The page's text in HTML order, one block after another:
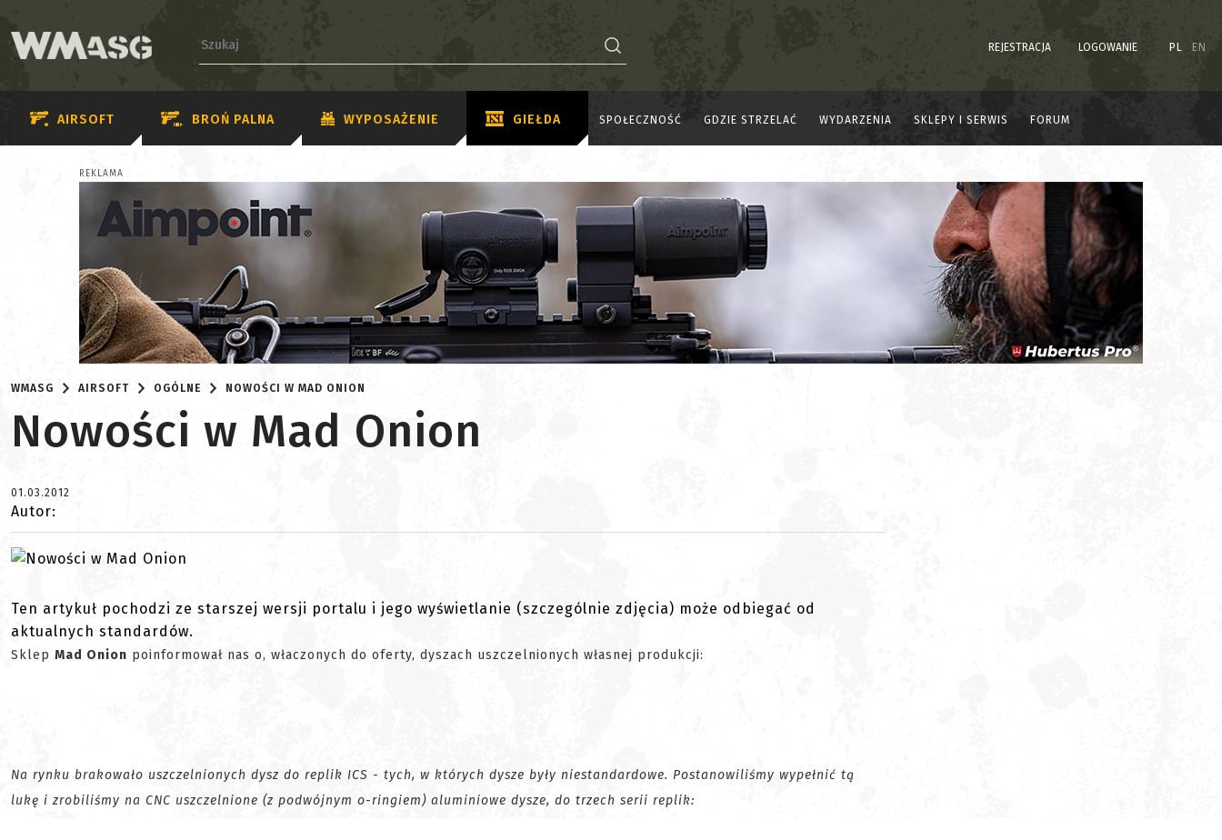
REJESTRACJA LOGOWANIE PL EN
AIRSOFT BROŃ PALNA WYPOSAŻENIE GIEŁDA SPOŁECZNOŚĆ GDZIE STRZELAĆ WYDARZENIA SKLEPY I SERWIS FORUM
REKLAMA
WMASG AIRSOFT OGÓLNE NOWOŚCI W MAD ONION
Nowości w Mad Onion
01.03.2012
Autor:
Ten artykuł pochodzi ze starszej wersji portalu i jego wyświetlanie (szczególnie zdjęcia) może odbiegać od
aktualnych standardów.
Sklep Mad Onion poinformował nas o, właczonych do oferty, dyszach uszczelnionych własnej produkcji:
Na rynku brakowało uszczelnionych dysz do replik ICS - tych, w których dysze były niestandardowe. Postanowiliśmy wypełnić tą
lukę i zrobiliśmy na CNC uszczelnione (z podwójnym o-ringiem) aluminiowe dysze, do trzech serii replik: